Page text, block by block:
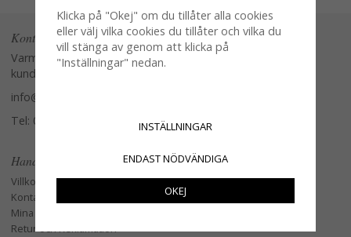
Kontakta oss
Varmt välkommen att kontakta vår
kundtjänst.
info@glasverandan.se
Tel: 079-3495968
Handla
Villkor
Kontakta oss
Mina favoriter
Retur och Reklamation
Klicka på "Okej" om du tillåter alla cookies
eller välj vilka cookies du tillåter och vilka du
vill stänga av genom att klicka på
"Inställningar" nedan.
INSTÄLLNINGAR
ENDAST NÖDVÄNDIGA
OKEJ